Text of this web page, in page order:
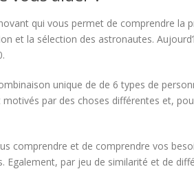
qui vous permet de comprendre la
et la sélection des astronautes.
unique de de 6 types de
par des choses différentes et,
comprendre et de comprendre vos
par jeu de similarité et de